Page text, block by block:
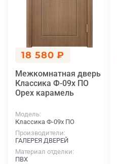
18 580 ₽
Межкомнатная дверь
Классика Ф-09х ПО
Орех карамель
Модель
Классика Ф-09х ПО
Производители
ГАЛЕРЕЯ ДВЕРЕЙ
Материал отделки
ПВХ